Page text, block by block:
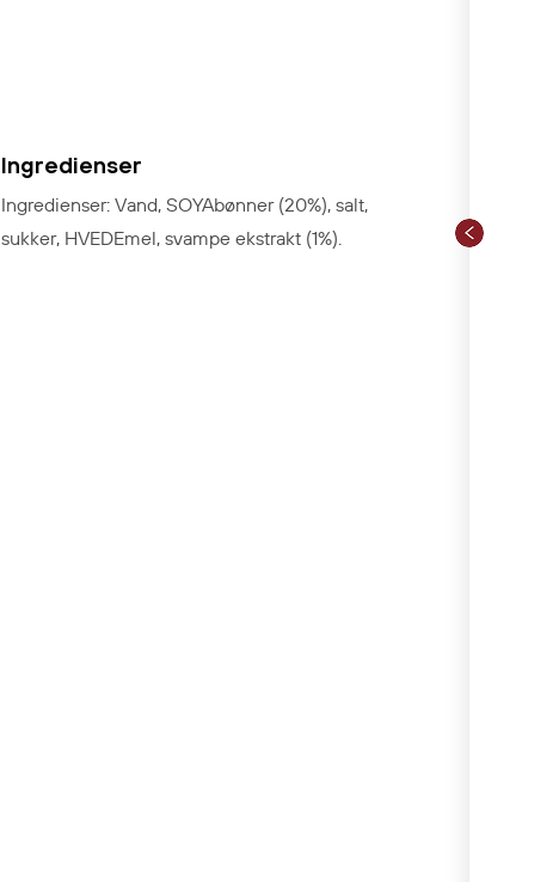
Ingredienser
Ingredienser: Vand, SOYAbønner (20%), salt,
sukker, HVEDEmel, svampe ekstrakt (1%).